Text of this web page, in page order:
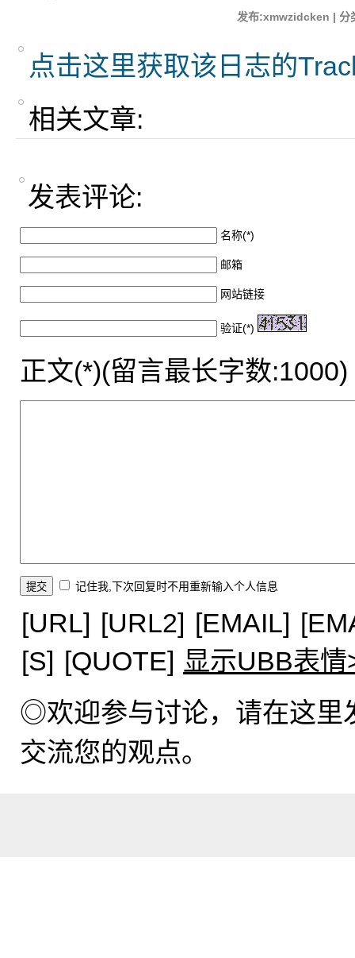
发布:xmwzidcken | 分
点击这里获取该日志的
相关文章:
发表评论:
名称(*)
邮箱
网站链接
验证(*)
正文(*)(留言最长字数:1000)
记住我,下次回复时不用重新输入个人信息
[URL] [URL2] [EMAIL]
[S] [QUOTE] 显示UBB表情
◎欢迎参与讨论，请在这里
交流您的观点。